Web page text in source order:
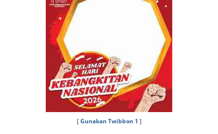
[Gunakan Twibbon 1 ]